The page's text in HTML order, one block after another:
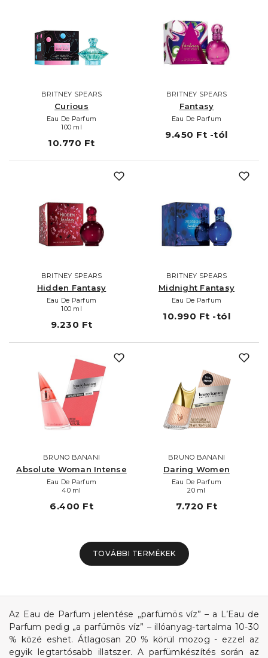
BRITNEY SPEARS
Curious
Eau De Parfum
100 ml
10.770 Ft
BRITNEY SPEARS
Fantasy
Eau De Parfum
9.450 Ft -tól
BRITNEY SPEARS
Hidden Fantasy
Eau De Parfum
100 ml
9.230 Ft
BRITNEY SPEARS
Midnight Fantasy
Eau De Parfum
10.990 Ft -tól
BRUNO BANANI
Absolute Woman Intense
Eau De Parfum
40 ml
6.400 Ft
BRUNO BANANI
Daring Women
Eau De Parfum
20 ml
7.720 Ft
TOVÁBBI TERMÉKEK
Az Eau de Parfum jelentése „parfümös víz” – a L’Eau de
Parfum pedig „a parfümös víz” – illóanyag-tartalma 10-30
% közé eshet. Átlagosan 20 % körül mozog - ezzel az
egyik legtartósabb illatszer. A parfümkészítés során az